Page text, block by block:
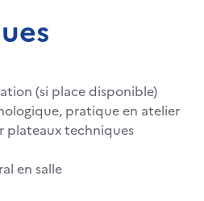
(si place disponible)
pratique en atelier
plateaux techniques
en salle